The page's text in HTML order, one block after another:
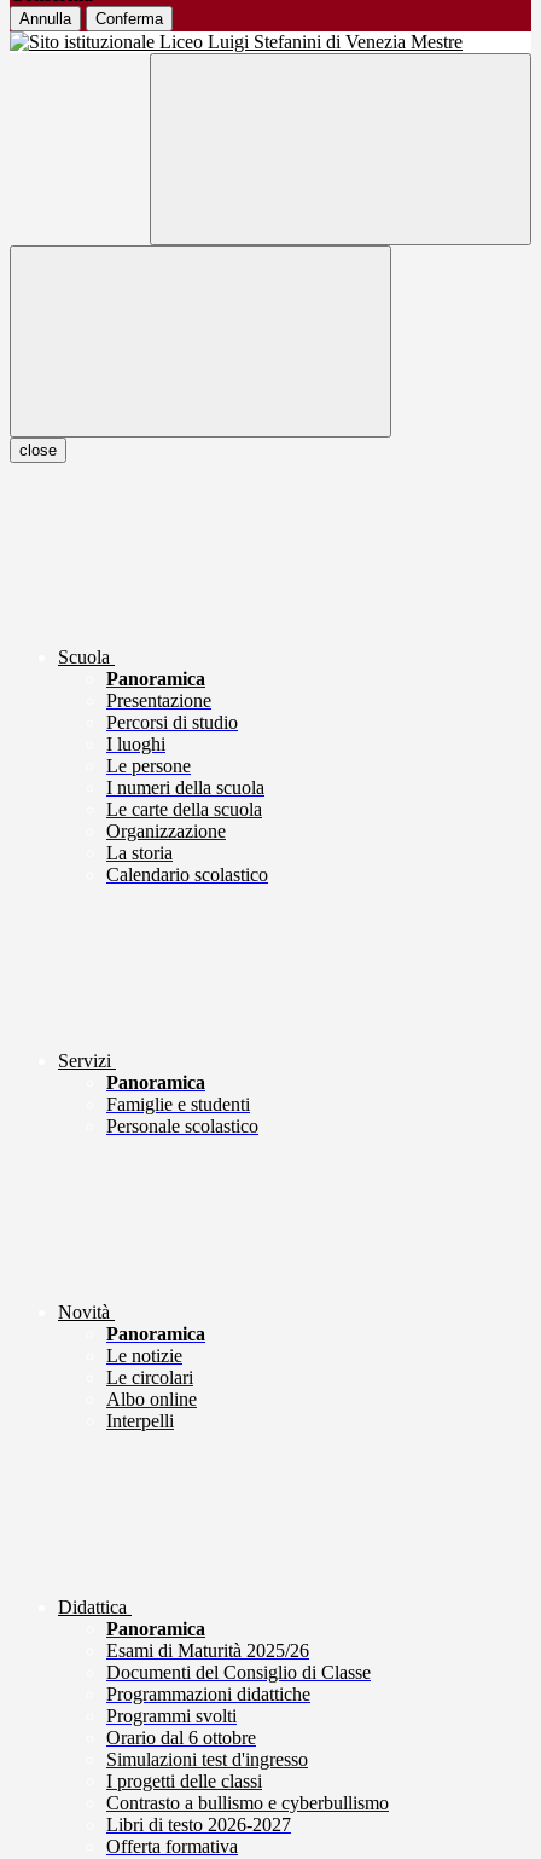
Annulla Conferma
close
Scuola
Panoramica
Presentazione
Percorsi di studio
I luoghi
Le persone
I numeri della scuola
Le carte della scuola
Organizzazione
La storia
Calendario scolastico
Servizi
Panoramica
Famiglie e studenti
Personale scolastico
Novità
Panoramica
Le notizie
Le circolari
Albo online
Interpelli
Didattica
Panoramica
Esami di Maturità 2025/26
Documenti del Consiglio di Classe
Programmazioni didattiche
Programmi svolti
Orario dal 6 ottobre
Simulazioni test d'ingresso
I progetti delle classi
Contrasto a bullismo e cyberbullismo
Libri di testo 2026-2027
Offerta formativa